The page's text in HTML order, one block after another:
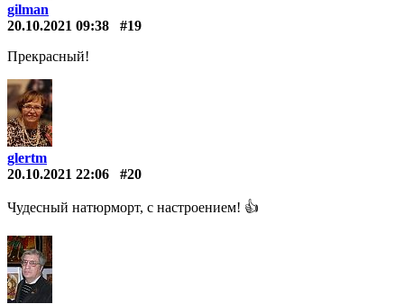
gilman
20.10.2021 09:38
#19
Прекрасный!
glertm
20.10.2021 22:06
#20
Чудесный натюрморт, с настроением! 👍